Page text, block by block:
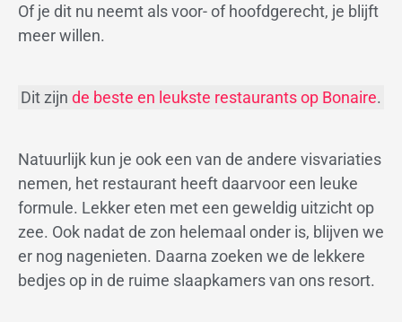
Of je dit nu neemt als voor- of hoofdgerecht, je blijft
meer willen.
Dit zijn de beste en leukste restaurants op Bonaire.
Natuurlijk kun je ook een van de andere visvariaties
nemen, het restaurant heeft daarvoor een leuke
formule. Lekker eten met een geweldig uitzicht op
zee. Ook nadat de zon helemaal onder is, blijven we
er nog nagenieten. Daarna zoeken we de lekkere
bedjes op in de ruime slaapkamers van ons resort.